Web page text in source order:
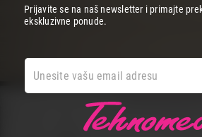
Prijavite se na naš newsletter i primajte
ekskluzivne ponude.